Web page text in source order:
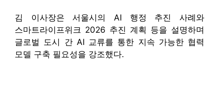
김 이사장은 서울시의 AI 행정 추진 사례와
스마트라이프위크 2026 추진 계획 등을 설명하며
글로벌 도시 간 AI 교류를 통한 지속 가능한 협력
모델 구축 필요성을 강조했다.